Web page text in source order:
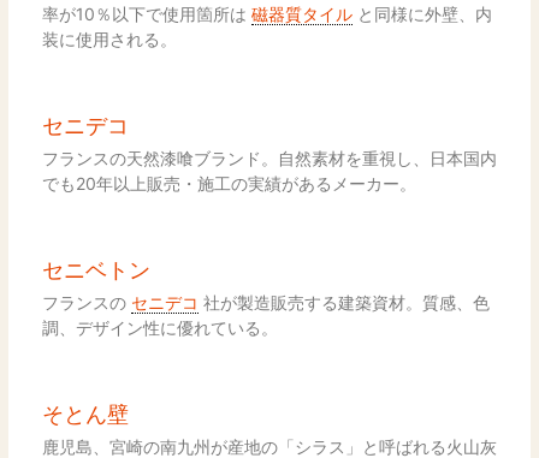
率が10％以下で使用箇所は 磁器質タイルと同様に外壁、内
装に使用される。
セニデコ
フランスの天然漆喰ブランド。自然素材を重視し、日本国内
でも20年以上販売・施工の実績があるメーカー。
セニベトン
フランスの セニデコ 社が製造販売する建築資材。質感、色
調、デザイン性に優れている。
そとん壁
鹿児島、宮崎の南九州が産地の「シラス」と呼ばれる火山灰